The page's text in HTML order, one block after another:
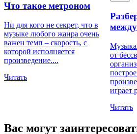
Что такое метроном
Ни для кого не секрет, что в
музыке любого жанра очень
важен темп – скорость, с
которой исполняется
произведение....
Читать
от
играет
Читать
Вас могут